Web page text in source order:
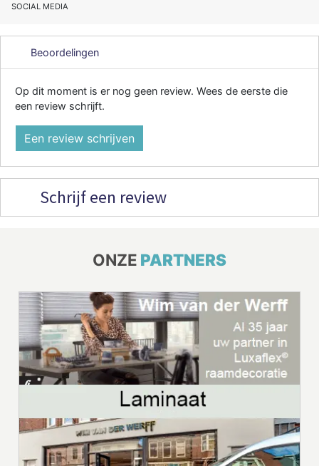
SOCIAL MEDIA
Beoordelingen
Op dit moment is er nog geen review. Wees de eerste die
een review schrijft.
Een review schrijven
Schrijf een review
ONZE PARTNERS